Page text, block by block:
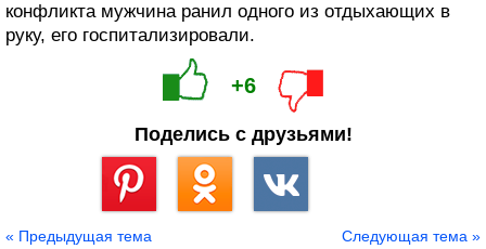
конфликта мужчина ранил одного из отдыхающих в
руку, его госпитализировали.
+6
Поделись с друзьями!
« Предыдущая тема Следующая тема »